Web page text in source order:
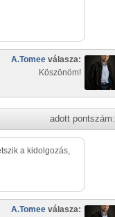
A.Tomee válasza:
Köszönöm!
adott pontszám:
a kidolgozás,
A.Tomee válasza: